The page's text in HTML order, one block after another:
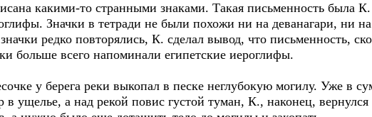
какими-то странными знаками. Такая письменность была
Значки в тетради не были похожи ни на деванагари, ни на
редко повторялись, К. сделал вывод, что письменность,
больше всего напоминали египетские иероглифы.
у берега реки выкопал в песке неглубокую могилу. Уже в
в ущелье, а над рекой повис густой туман, К., наконец,